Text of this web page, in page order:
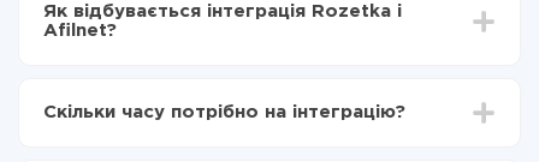
Як відбувається інтеграція Rozetka і
Afilnet?
Вибираєте які дані передавати з Rozetka в Afilnet
Скільки часу потрібно на інтеграцію?